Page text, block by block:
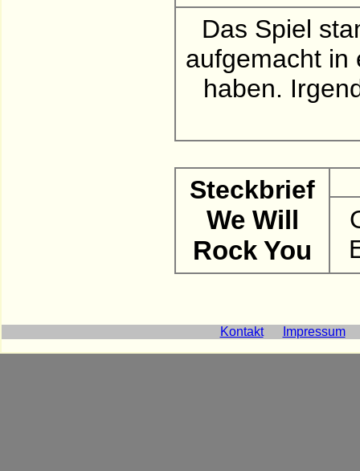
Das Spiel
aufgemacht in
haben.
Steckbrief
We Will
Rock You
Kontakt Impressum